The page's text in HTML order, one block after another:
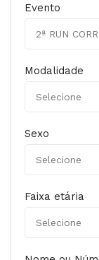
Evento
Modalidade
Sexo
Faixa etária